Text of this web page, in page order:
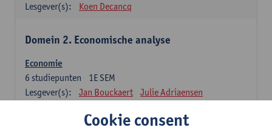
Lesgever(s):
Koen Decancq
Domein 2. Economische analyse
Economie
1E SEM
6 studiepunten
Lesgever(s):
Jan Bouckaert Julie Adriaensen
Domein 3. Bedrijfseconomie
Cookie consent